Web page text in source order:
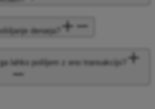
denarja?
lahko pošljem z eno transakcijo?